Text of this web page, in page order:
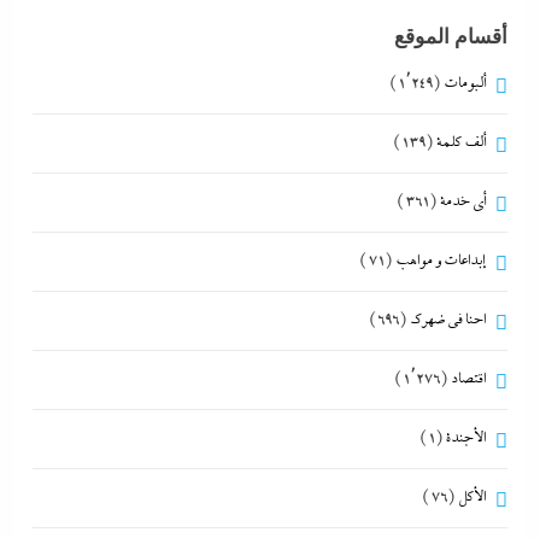
أقسام الموقع
ألبومات (1٬249)
ألف كلمة(139)
أي خدمة(361)
إبداعات و مواهب (71)
احنا في ضهرك (696)
اقتصاد (1٬276)
الأجندة(1)
الأكل (76)